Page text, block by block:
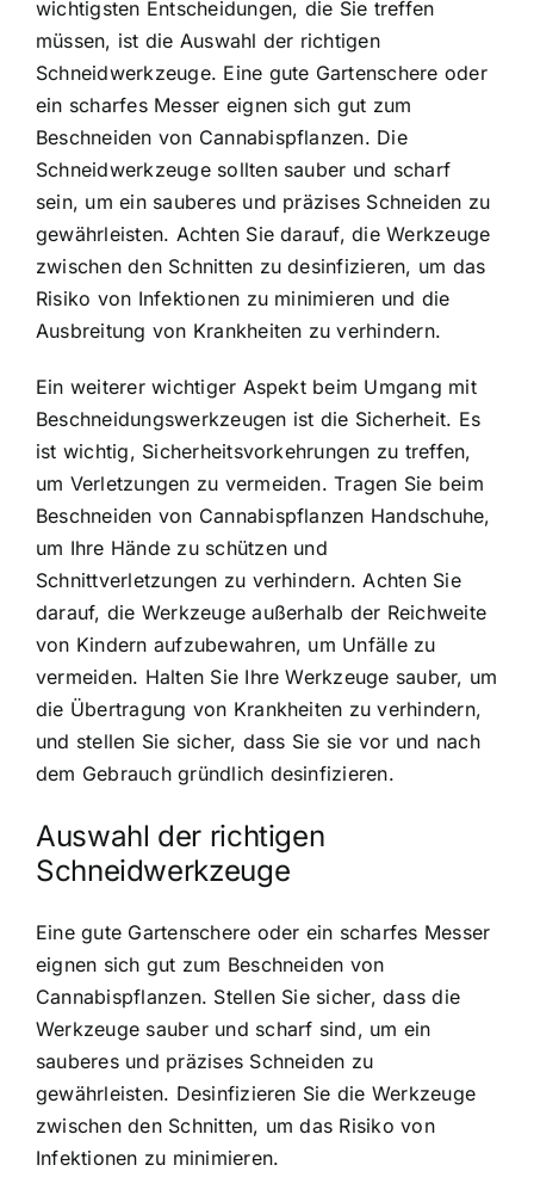
wichtigsten Entscheidungen, die Sie treffen
müssen, ist die Auswahl der richtigen
Schneidwerkzeuge. Eine gute Gartenschere oder
ein scharfes Messer eignen sich gut zum
Beschneiden von Cannabispflanzen. Die
Schneidwerkzeuge sollten sauber und scharf
sein, um ein sauberes und präzises Schneiden zu
gewährleisten. Achten Sie darauf, die Werkzeuge
zwischen den Schnitten zu desinfizieren, um das
Risiko von Infektionen zu minimieren und die
Ausbreitung von Krankheiten zu verhindern.
Ein weiterer wichtiger Aspekt beim Umgang mit
Beschneidungswerkzeugen ist die Sicherheit. Es
ist wichtig, Sicherheitsvorkehrungen zu treffen,
um Verletzungen zu vermeiden. Tragen Sie beim
Beschneiden von Cannabispflanzen Handschuhe,
um Ihre Hände zu schützen und
Schnittverletzungen zu verhindern. Achten Sie
darauf, die Werkzeuge außerhalb der Reichweite
von Kindern aufzubewahren, um Unfälle zu
vermeiden. Halten Sie Ihre Werkzeuge sauber, um
die Übertragung von Krankheiten zu verhindern,
und stellen Sie sicher, dass Sie sie vor und nach
dem Gebrauch gründlich desinfizieren.
Auswahl der richtigen
Schneidwerkzeuge
Eine gute Gartenschere oder ein scharfes Messer
eignen sich gut zum Beschneiden von
Cannabispflanzen. Stellen Sie sicher, dass die
Werkzeuge sauber und scharf sind, um ein
sauberes und präzises Schneiden zu
gewährleisten. Desinfizieren Sie die Werkzeuge
zwischen den Schnitten, um das Risiko von
Infektionen zu minimieren.